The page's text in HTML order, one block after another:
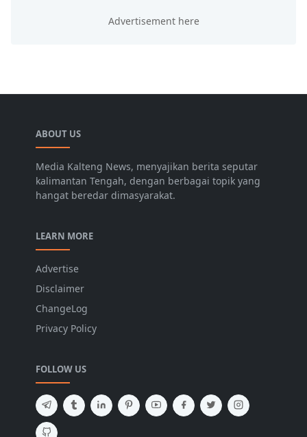
ABOUT US
Media Kalteng News, menyajikan berita seputar
kalimantan Tengah, dengan berbagai topik yang
hangat beredar dimasyarakat.
LEARN MORE
Advertise
Disclaimer
ChangeLog
Privacy Policy
FOLLOW US